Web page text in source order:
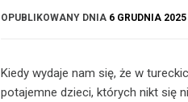
OPUBLIKOWANY DNIA 6 GRUDNIA 2025
Kiedy wydaje nam się, że w
potajemne dzieci, których nikt się